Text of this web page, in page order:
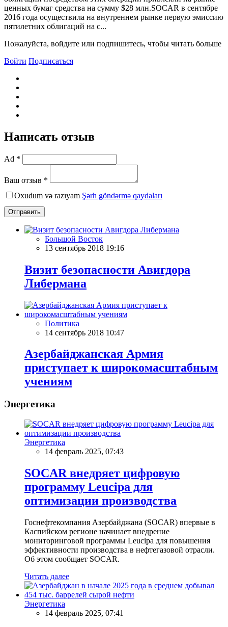
ценных бумаг средства на сумму $28 млн.SOCAR в сентябре
2016 года осуществила на внутреннем рынке первую эмиссию
пятилетних облигаций на с...
Пожалуйста, войдите или подпишитесь, чтобы читать больше
Войти Подписаться
Написать отзыв
Ad *
Ваш отзыв *
Oxudum və razıyam Şərh göndərmə qaydaları
Отправить
Большой Восток
13 сентябрь 2018 19:16
Визит безопасности Авигдора
Либермана
Политика
14 сентябрь 2018 10:47
Азербайджанская Армия
приступает к широкомасштабным
учениям
Энергетика
Энергетика
14 февраль 2025, 07:43
SOCAR внедряет цифровую
программу Leucipa для
оптимизации производства
Госнефтекомпания Азербайджана (SOCAR) впервые в
Каспийском регионе начинает внедрение
мониторинговой программы Leucipa для повышения
эффективности производства в нефтегазовой отрасли.
Об этом сообщает SOCAR.
Читать далее
Энергетика
14 февраль 2025, 07:41